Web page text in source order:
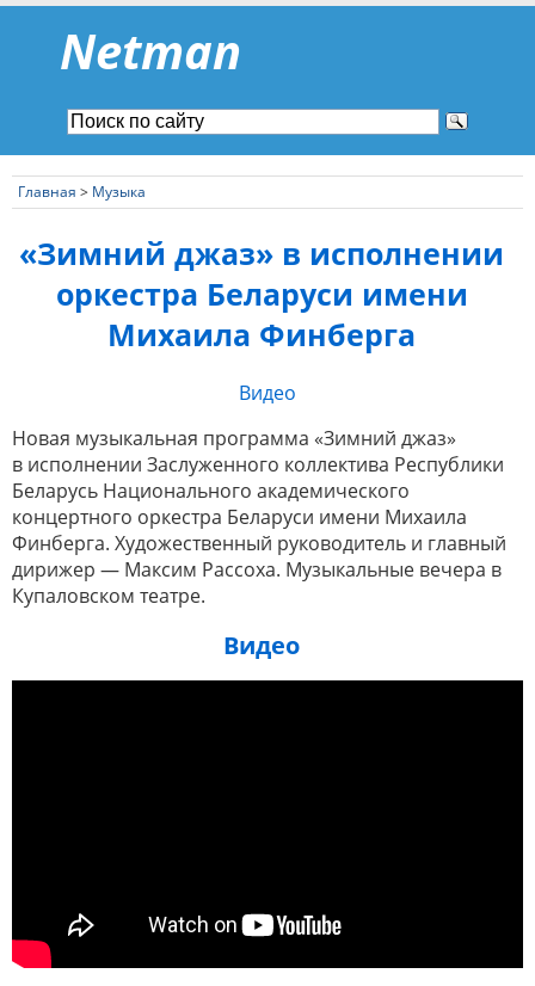
Netman
Главная > Музыка
«Зимний джаз» в исполнении
оркестра Беларуси имени
Михаила Финберга
Видео
Новая музыкальная программа «Зимний джаз»
в исполнении Заслуженного коллектива Республики
Беларусь Национального академического
концертного оркестра Беларуси имени Михаила
Финберга. Художественный руководитель и главный
дирижер — Максим Рассоха. Музыкальные вечера в
Купаловском театре.
Видео